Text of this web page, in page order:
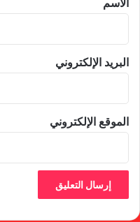
الاسم
البريد الإلكتروني
الموقع الإلكتروني